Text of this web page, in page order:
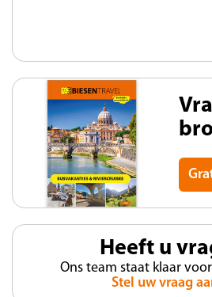
Heeft u
Ons team staat klaar
Stel uw vraag